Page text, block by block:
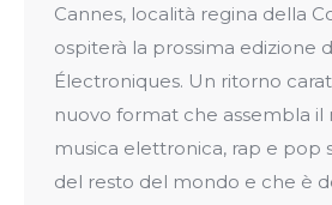
Cannes, località regina della
ospiterà la prossima edizione
Électroniques. Un ritorno
nuovo format che assembla il
musica elettronica, rap e pop
del resto del mondo e che è